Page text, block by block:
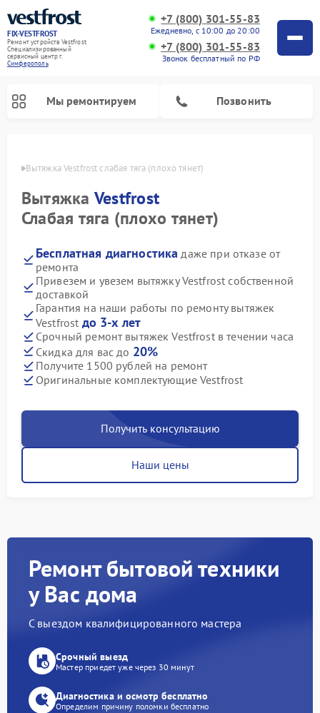
FIX-VESTFROST
Ремонт устройств Vestfrost
Специализированный
cервисный центр г.
Симферополь
+7 (800) 301-55-83
Ежедневно, с 10:00 до 20:00
+7 (800) 301-55-83
Звонок бесплатный по РФ
Мы ремонтируем Позвонить
Вытяжка Vestfrost слабая тяга (плохо тянет)
Вытяжка Vestfrost
Слабая тяга (плохо тянет)
Бесплатная диагностика даже при отказе от
ремонта
Привезем и увезем вытяжку Vestfrost собственной
доставкой
Гарантия на наши работы по ремонту вытяжек
Vestfrost до 3-х лет
Срочный ремонт вытяжек Vestfrost в течении часа
Скидка для вас до 20%
Получите 1500 рублей на ремонт
Оригинальные комплектующие Vestfrost
Получить консультацию
Наши цены
Ремонт бытовой техники
у Вас дома
С выездом квалифицированного мастера
Срочный выезд
Мастер приедет уже через 30 минут
Диагностика и осмотр бесплатно
Определим причину поломки бесплатно